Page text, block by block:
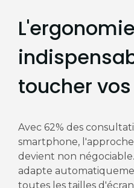
toucher
Avec 62% des
smartphone, l'approche
devient non
adapte
toutes les tailles